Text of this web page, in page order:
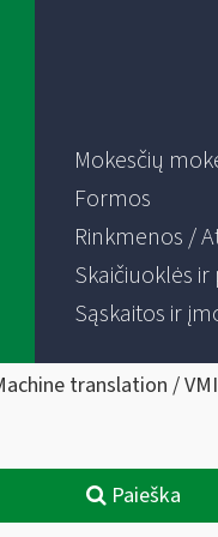
Mokesčių
Formos
Rinkmenos /
Skaičiuoklės
Sąskaitos ir
translation /
Paieška